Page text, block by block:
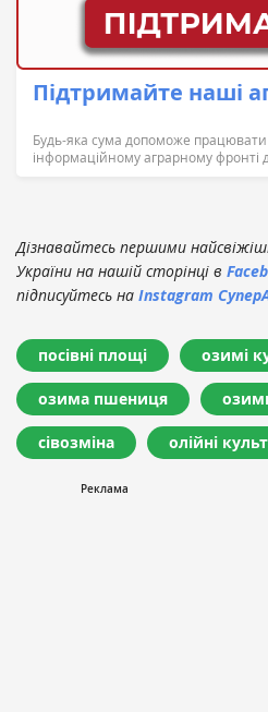
Підтримайте наші
Будь-яка сума допоможе
інформаційному аграрному фронті
Дізнавайтесь першими
України на нашій сторінці в
підписуйтесь на Instagram
посівні площі озимі
озима пшениця
сівозміна олійні